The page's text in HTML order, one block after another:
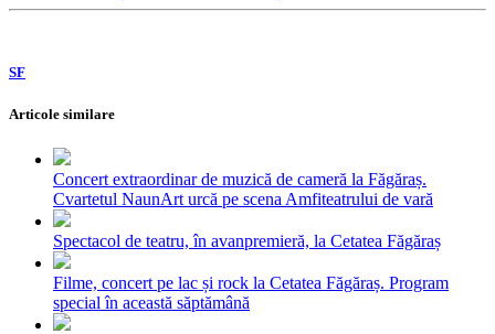
SF
Articole similare
Concert extraordinar de muzică de cameră la Făgăraș.
Cvartetul NaunArt urcă pe scena Amfiteatrului de vară
Spectacol de teatru, în avanpremieră, la Cetatea Făgăraș
Filme, concert pe lac și rock la Cetatea Făgăraș. Program
special în această săptămână